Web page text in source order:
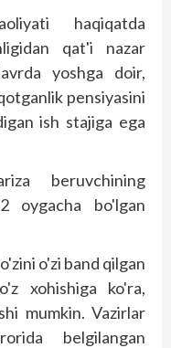
haqiqatda
qat'i nazar
yoshga doir,
pensiyasini
ish stajiga ega
beruvchining
oygacha bo'lgan
o'zi band qilgan
xohishiga ko'ra,
mumkin. Vazirlar
belgilangan